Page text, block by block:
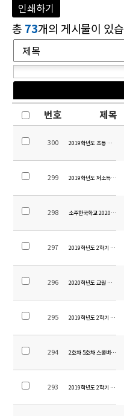
인쇄하기
총 73개의 게시물이 있
번호 제목
300 2019학년도 초등 교실밖
299 2019학년도 저소득층 학
298 소주한국학교 2020학년
297 2019학년도 2학기 현장
296 2020학년도 교원 초빙 공고
295 2019학년도 2학기 수질검
294 2호차 5호차 스쿨버스 변
293 2019학년도 2학기 초등